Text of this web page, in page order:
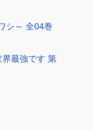
シ～ 全04巻
界最強です 第